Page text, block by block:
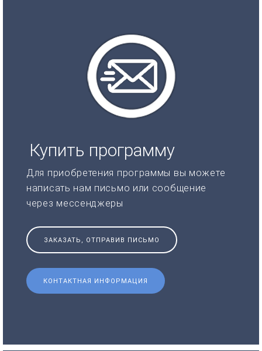
Купить программу
Для приобретения программы вы можете
написать нам письмо или сообщение
через мессенджеры
ЗАКАЗАТЬ, ОТПРАВИВ ПИСЬМО
КОНТАКТНАЯ ИНФОРМАЦИЯ